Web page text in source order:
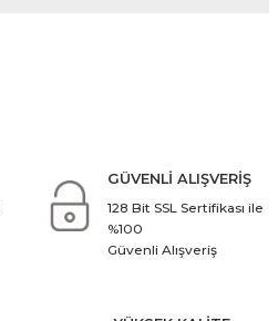
GÜVENLİ ALIŞVERİŞ
128 Bit SSL Sertifikası ile
%100
Güvenli Alışveriş